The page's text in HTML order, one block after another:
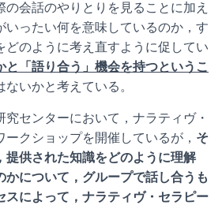
会話のやりとりを見ることに加え
いったい何を意味しているのか，す
どのように考え直すように促してい
と「語り合う」機会を持つというこ
いかと考えている。
センターにおいて，ナラティヴ・
クショップを開催しているが， そ
提供された知識をどのように理解
かについて，グループで話し合うも
スによって，ナラティヴ・セラピー